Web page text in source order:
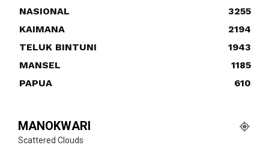
NASIONAL
3255
KAIMANA
2194
TELUK BINTUNI
1943
MANSEL
1185
PAPUA
610
MANOKWARI
Scattered Clouds